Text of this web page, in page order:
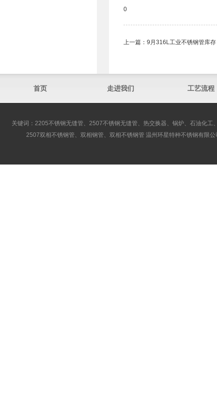
0
上一篇： 9月316L工业不锈钢管库存
首页 走进我们 工艺流程
关键词：2205不锈钢无缝管、2507不锈钢无缝管、热交换器、锅炉、石油化
2507双相不锈钢管、双相钢管、双相不锈钢管 温州环星特种不锈钢有限